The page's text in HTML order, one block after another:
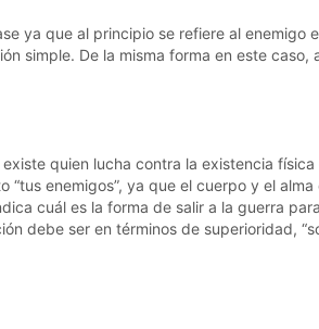
ya que al principio se refiere al
simple. De la misma forma en este
quien lucha contra la existencia
enemigos”, ya que el cuerpo y el
cuál es la forma de salir a la guerra
debe ser en términos de superioridad,